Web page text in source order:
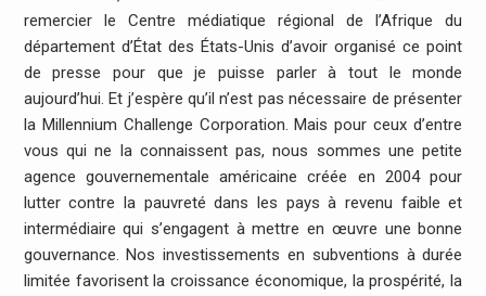
remercier le Centre médiatique régional de l’Afrique du
département d’État des États-Unis d’avoir organisé ce point
de presse pour que je puisse parler à tout le monde
aujourd’hui. Et j’espère qu’il n’est pas nécessaire de présenter
la Millennium Challenge Corporation. Mais pour ceux d’entre
vous qui ne la connaissent pas, nous sommes une petite
agence gouvernementale américaine créée en 2004 pour
lutter contre la pauvreté dans les pays à revenu faible et
intermédiaire qui s’engagent à mettre en œuvre une bonne
gouvernance. Nos investissements en subventions à durée
limitée favorisent la croissance économique, la prospérité, la